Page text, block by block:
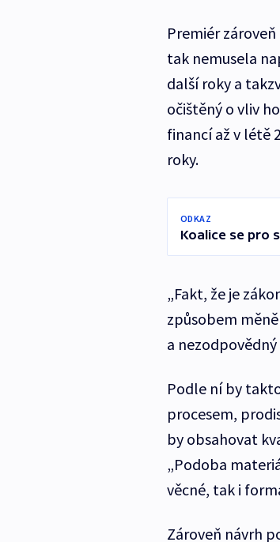
Premiér
tak nemusela
další roky a
očištěný o vliv
financí až v létě
roky.
ODKAZ
Koalice se pro
„Fakt, že je
způsobem
a
Podle ní by
procesem,
by obsahovat
„Podoba
věcné, tak i
Zároveň návrh